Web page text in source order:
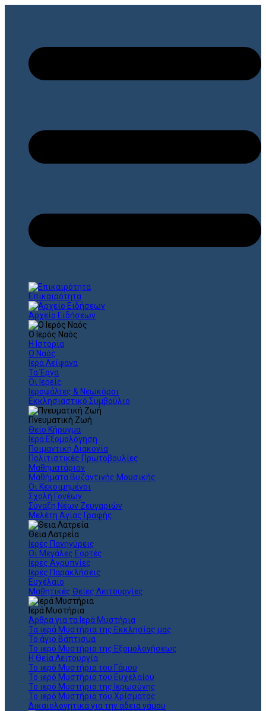
Επικαιρότητα
Αρχείο Ειδήσεων
Ο Ιερός Ναός
Η Ιστορία
Ο Ναός
Ιερά Λείψανα
Τα Έργα
Οι Ιερείς
Ιεροψάλτες & Νεωκόροι
Εκκλησιαστικό Συμβούλιο
Πνευματική Ζωή
Θείο Κήρυγμα
Ιερά Εξομολόγηση
Ποιμαντική Διακονία
Πολιτιστικές Πρωτοβουλίες
Μαθηματάριον
Μαθήματα Βυζαντινής Μουσικής
Οι Κεκοιμημένοι
Σχολή Γονέων
Σύναξη Νέων Ζευγαριών
Μελέτη Αγίας Γραφής
Θεια Λατρεία
Ιερές Πανηγύρεις
Οι Μεγάλες Εορτές
Ιερές Αγρυπνίες
Ιερές Παρακλήσεις
Ευχέλαιο
Μαθητικές Θείες Λειτουργίες
Ιερά Μυστήρια
Άρθρα για τα Ιερά Μυστήρια
Τα ιερά Μυστήρια της Εκκλησίας μας
Το άγιο Βάπτισμα
Το ιερό Μυστήριο της Εξομολογήσεως
Η Θεία Λειτουργία
Το ιερό Μυστήριο του Γάμου
Το ιερό Μυστήριο του Ευχελαίου
Το ιερό Μυστήριο της Ιερωσύνης
Το ιερό Μυστήριο του Χρίσματος
Δικαιολογητικά για την άδεια γάμου